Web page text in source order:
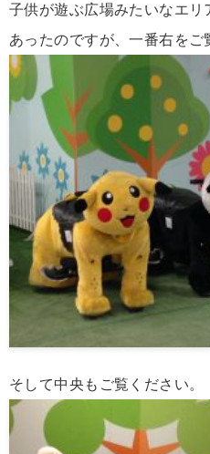
子供が遊ぶ広場みたいなエ
あったのですが、一番右をご
そして中央もご覧ください。